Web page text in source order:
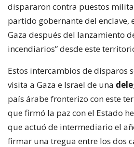
dispararon contra puestos
partido gobernante del enclave,
Gaza después del lanzamiento
incendiarios” desde este
Estos intercambios de disparos
visita a Gaza e Israel de una
país árabe fronterizo con este
que firmó la paz con el Estado
que actuó de intermediario el
firmar una tregua entre los dos